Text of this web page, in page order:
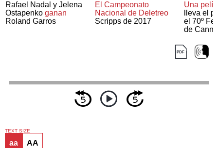
Rafael Nadal y Jelena
Ostapenkoganan
Roland Garros
El Campeonato
Nacional de Deletreo
Scripps de 2017
Una
lleva el
el 70º
de
TEXT SIZE
aa AA